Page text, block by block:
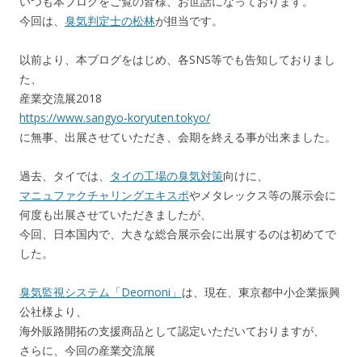
o
今回は、 臭気判定士の松林が担当です。
以前より、本ブログをはじめ、各SNS等でも告知しておりまし
た、
産業交流展2018
https://www.sangyo-koryuten.tokyo/
に無事、出展させていただき、会期を終える事が出来ました。
過去、タイでは、 タイの工場の臭気対策向けに、
マニュファクチャリングエキスポやメタレックス等の展示会に
何度も出展させていただきましたが、
今回、日本国内で、大きな総合展示会に出展するのは初めてで
した。
臭気監視システム「Deomoni」 は、現在、東京都中小企業振興
公社様より、
海外販路開拓の支援商品として認定いただいておりますが、
さらに、今回の産業交流展